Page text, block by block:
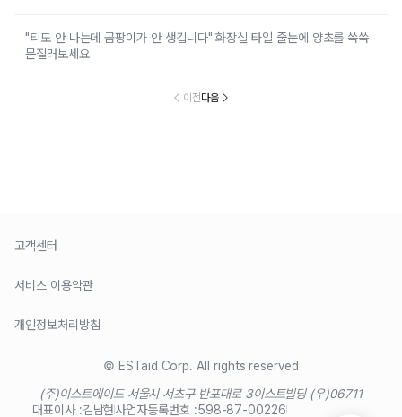
"티도 안 나는데 곰팡이가 안 생깁니다" 화장실 타일 줄눈에 양초를 쓱쓱
문질러보세요
이전다음
고객센터
서비스 이용약관
개인정보처리방침
© ESTaid Corp. All rights reserved
(주)이스트에이드 서울시 서초구 반포대로 3이스트빌딩 (우)06711
대표이사 :김남현사업자등록번호 :598-87-00226